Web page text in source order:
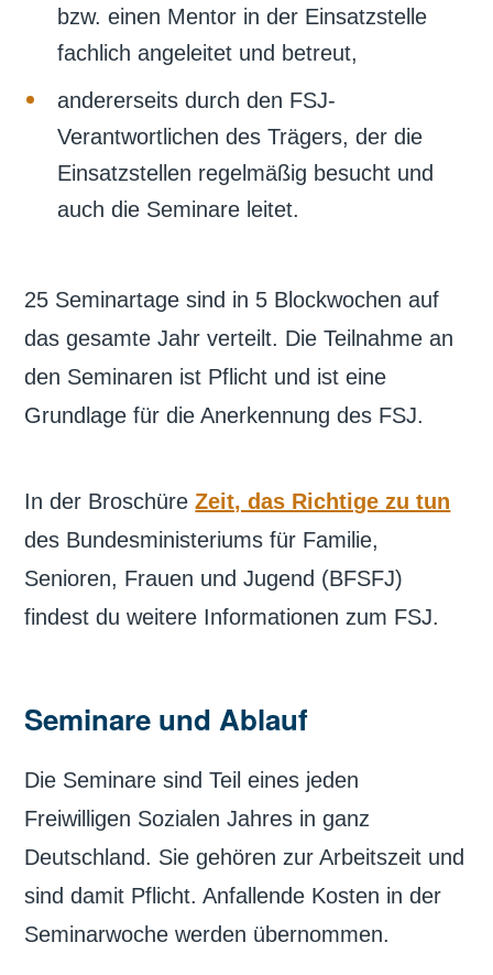
bzw. einen Mentor in der Einsatzstelle
fachlich angeleitet und betreut,
andererseits durch den FSJ-
Verantwortlichen des Trägers, der die
Einsatzstellen regelmäßig besucht und
auch die Seminare leitet.
25 Seminartage sind in 5 Blockwochen auf
das gesamte Jahr verteilt. Die Teilnahme an
den Seminaren ist Pflicht und ist eine
Grundlage für die Anerkennung des FSJ.
In der BroschüreZeit, das Richtige zu tun
des Bundesministeriums für Familie,
Senioren, Frauen und Jugend (BFSFJ)
findest du weitere Informationen zum FSJ.
Seminare und Ablauf
Die Seminare sind Teil eines jeden
Freiwilligen Sozialen Jahres in ganz
Deutschland. Sie gehören zur Arbeitszeit und
sind damit Pflicht. Anfallende Kosten in der
Seminarwoche werden übernommen.